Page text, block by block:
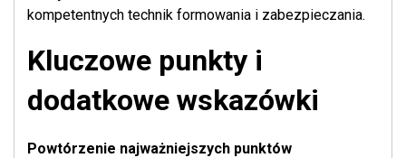
kompetentnych technik formowania i zabezpieczania.
Kluczowe punkty i
dodatkowe wskazówki
Powtórzenie najważniejszych punktów